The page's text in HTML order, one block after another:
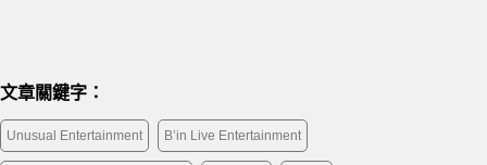
文章關鍵字：
Unusual Entertainment B’in Live Entertainment